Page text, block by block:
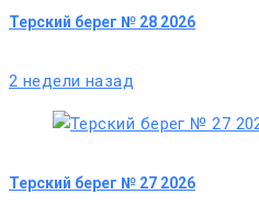
Терский берег № 28 2026
2 недели назад
Терский берег № 27 2026